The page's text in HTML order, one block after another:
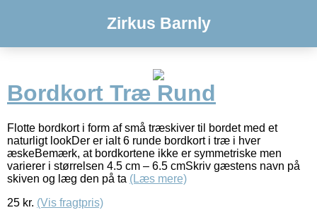
Zirkus Barnly
Bordkort Træ Rund
Flotte bordkort i form af små træskiver til bordet med et
naturligt lookDer er ialt 6 runde bordkort i træ i hver
æskeBemærk, at bordkortene ikke er symmetriske men
varierer i størrelsen 4.5 cm – 6.5 cmSkriv gæstens navn på
skiven og læg den på ta (Læs mere)
25 kr. (Vis fragtpris)